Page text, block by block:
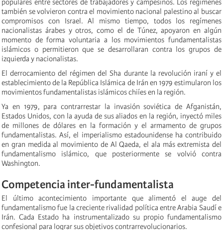
populares entre sectores de trabajadores y campesinos. Los regímenes
también se volvieron contra el movimiento nacional palestino al buscar
compromisos con Israel. Al mismo tiempo, todos los regímenes
nacionalistas árabes y otros, como el de Túnez, apoyaron en algún
momento de forma voluntaria a los movimientos fundamentalistas
islámicos o permitieron que se desarrollaran contra los grupos de
izquierda y nacionalistas.
El derrocamiento del régimen del Sha durante la revolución iraní y el
establecimiento de la República Islámica de Irán en 1979 estimularon los
movimientos fundamentalistas islámicos chiíes en la región.
Ya en 1979, para contrarrestar la invasión soviética de Afganistán,
Estados Unidos, con la ayuda de sus aliados en la región, inyectó miles
de millones de dólares en la formación y el armamento de grupos
fundamentalistas. Así, el imperialismo estadounidense ha contribuido
en gran medida al movimiento de Al Qaeda, el ala más extremista del
fundamentalismo islámico, que posteriormente se volvió contra
Washington.
Competencia inter-fundamentalista
El último acontecimiento importante que alimentó el auge del
fundamentalismo fue la creciente rivalidad política entre Arabia Saudí e
Irán. Cada Estado ha instrumentalizado su propio fundamentalismo
confesional para lograr sus objetivos contrarrevolucionarios.